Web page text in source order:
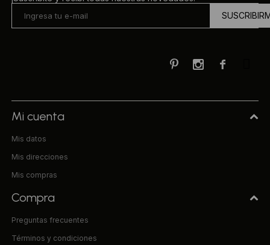

 
Mi cuenta
Mis datos
Mis direcciones
Mis compras
Compra
Preguntas frecuentes
Términos y condiciones